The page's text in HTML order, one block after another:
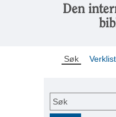
Den
Søk
Søk